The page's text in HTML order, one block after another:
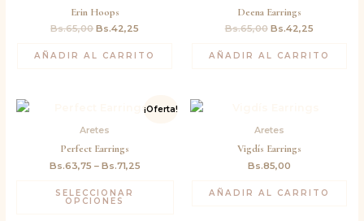
Erin Hoops
Bs.65,00
Bs.65,00.
Bs.42,25
AÑADIR AL CARRITO
Deena Earrings
Bs.65,00
Bs.65,00.
Bs.42,25
AÑADIR AL CARRITO
¡Oferta!
Aretes
Perfect Earrings
Bs.63,75 – Bs.71,25
SELECCIONAR
OPCIONES
Aretes
Vigdís Earrings
Bs.85,00
AÑADIR AL CARRITO